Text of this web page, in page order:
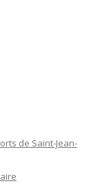
de Saint-Jean-